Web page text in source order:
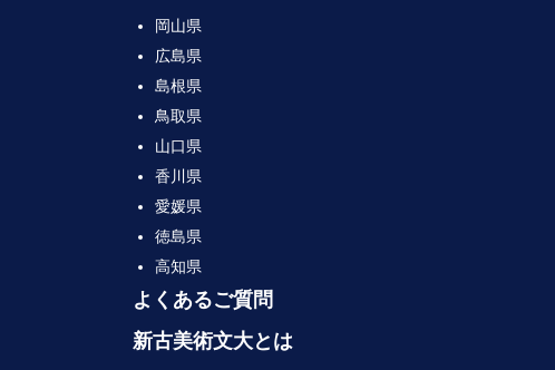
岡山県
広島県
島根県
鳥取県
山口県
香川県
愛媛県
徳島県
高知県
よくあるご質問
新古美術文大とは